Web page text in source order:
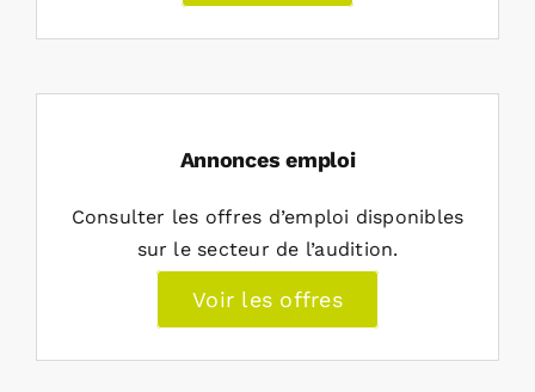
Annonces emploi
Consulter les offres d’emploi disponibles
sur le secteur de l’audition.
Voir les offres